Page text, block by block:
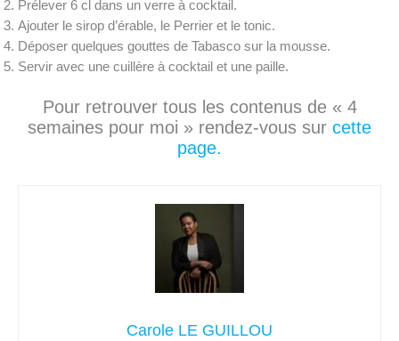
Prélever 6 cl dans un verre à cocktail.
Ajouter le sirop d’érable, le Perrier et le tonic.
Déposer quelques gouttes de Tabasco sur la mousse.
Servir avec une cuillère à cocktail et une paille.
Pour retrouver tous les contenus de « 4
semaines pour moi » rendez-vous sur cette
page.
Carole LE GUILLOU